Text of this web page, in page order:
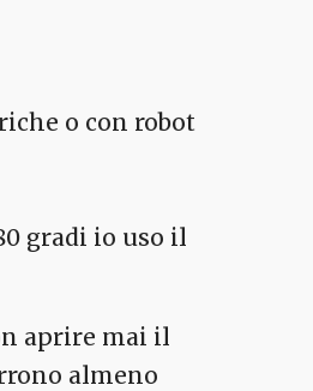
o con robot
gradi io uso il
aprire mai il
almeno